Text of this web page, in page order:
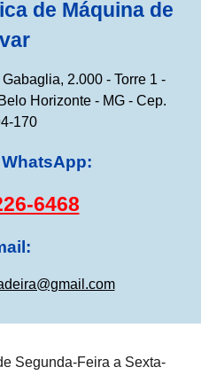
de Máquina de
2.000 - Torre 1 -
Horizonte - MG - Cep.
170
6468
Segunda-Feira a Sexta-